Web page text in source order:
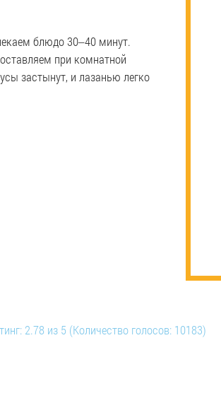
блюдо 30‒40 минут.
при комнатной
застынут, и лазанью легко
2.78 из 5 (Количество голосов: 10183)